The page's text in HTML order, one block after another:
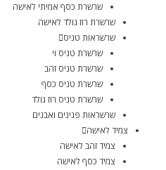
שרשרת כסף אמיתי לאישה
שרשרת רוז גולד לאישה
שרשראות טניס
שרשרת טניס וי
שרשרת טניס זהב
שרשרת טניס כסף
שרשרת טניס רוז גולד
שרשראות פנינים ואבנים
צמיד לאישה
צמיד זהב לאישה
צמיד כסף לאישה